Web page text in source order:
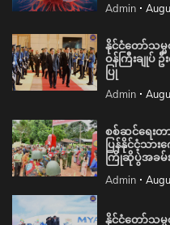
Admin
နိုင်ငံတော်သမ္
ဝန်ကြီးချုပ်
ပြု
Admin
စစ်ဆင်ရေးတ
ပြန်နိုင်ငံ့သား
ကြိုဆိုပွဲအခမ်း
Admin
နိုင်ငံတော်သမ္